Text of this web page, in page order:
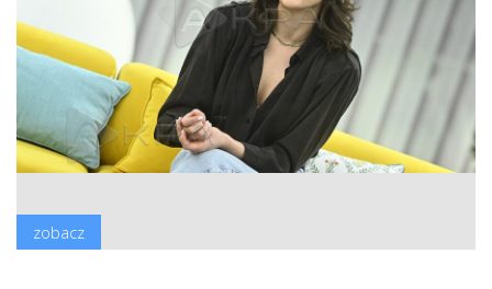
zobacz